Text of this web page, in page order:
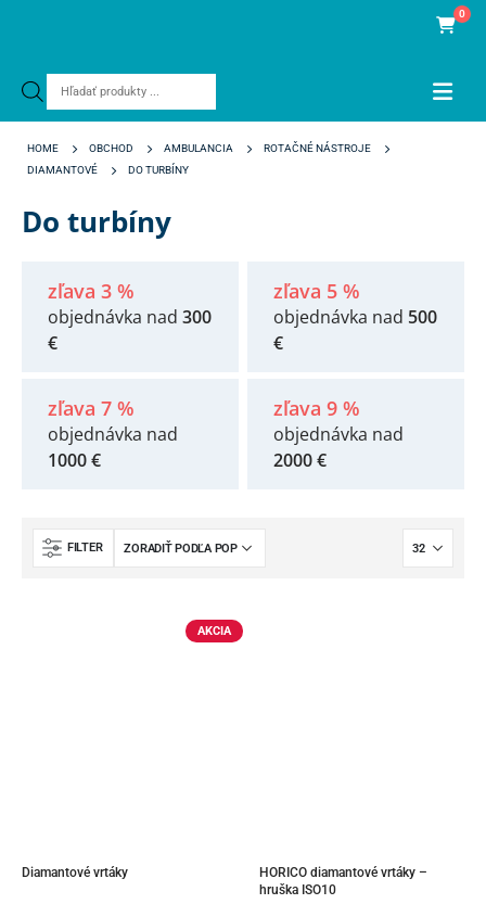
Products
0
HOME OBCHOD AMBULANCIA
ROTAČNÉ NÁSTROJE
DIAMANTOVÉ
DO TURBÍNY
Do turbíny
zľava 3 %
objednávka nad 300
€
zľava 5 %
objednávka nad 500
€
zľava 7 %
objednávka nad
1000 €
zľava 9 %
objednávka nad
2000 €
FILTER
AKCIA
Diamantové vrtáky
HORICO diamantové vrtáky –
hruška ISO10